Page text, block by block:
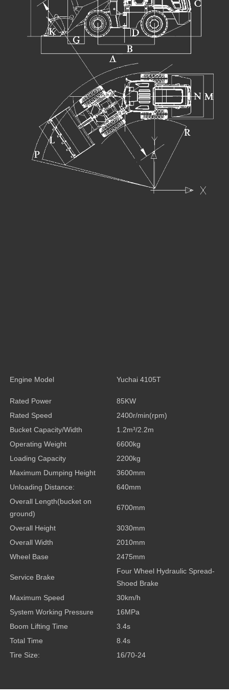
Engine Model Yuchai 4105T
Rated Power
85KW
Rated Speed
2400r/min(rpm)
Bucket Capacity/Width
1.2m³/2.2m
Operating Weight
6600kg
Loading Capacity
2200kg
Maximum Dumping Height
3600mm
Unloading Distance:
640mm
Overall Length(bucket on
ground)
6700mm
Overall Height
3030mm
Overall Width
2010mm
Wheel Base
2475mm
Service Brake
Four Wheel Hydraulic Spread-
Shoed Brake
Maximum Speed
30km/h
System Working Pressure
16MPa
Boom Lifting Time
3.4s
Total Time
8.4s
Tire Size:
16/70-24